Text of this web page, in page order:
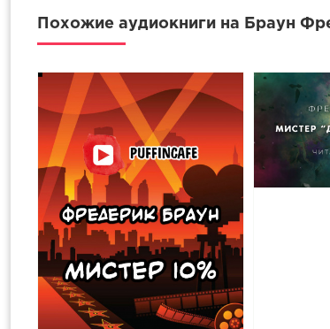
Похожие аудиокниги на Браун